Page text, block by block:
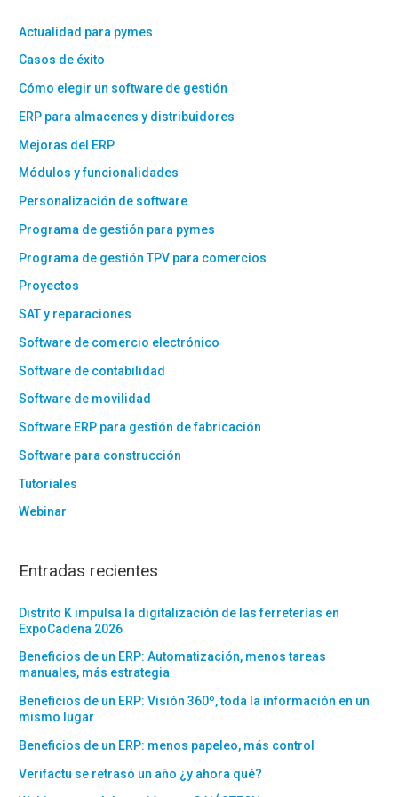
Actualidad para pymes
Casos de éxito
Cómo elegir un software de gestión
ERP para almacenes y distribuidores
Mejoras del ERP
Módulos y funcionalidades
Personalización de software
Programa de gestión para pymes
Programa de gestión TPV para comercios
Proyectos
SAT y reparaciones
Software de comercio electrónico
Software de contabilidad
Software de movilidad
Software ERP para gestión de fabricación
Software para construcción
Tutoriales
Webinar
Entradas recientes
Distrito K impulsa la digitalización de las ferreterías en
ExpoCadena 2026
Beneficios de un ERP: Automatización, menos tareas
manuales, más estrategia
Beneficios de un ERP: Visión 360º, toda la información en un
mismo lugar
Beneficios de un ERP: menos papeleo, más control
Verifactu se retrasó un año ¿y ahora qué?